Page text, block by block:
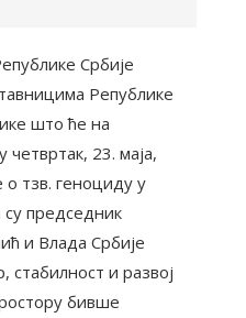
Србије
Републике
што ће на
23. маја,
о тзв. геноциду у
председник
и Влада Србије
и развој
бивше